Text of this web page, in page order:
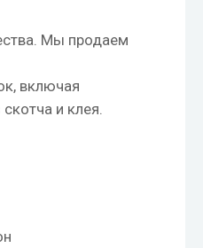
Мы продаем
включая
и клея.